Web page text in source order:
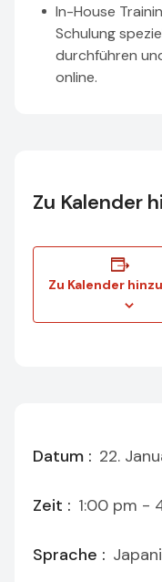
In-House
Schulung
durchführen
online.
Zu Kalender
Zu Kalender
Datum : 22.
Zeit : 1:00 pm -
Sprache :